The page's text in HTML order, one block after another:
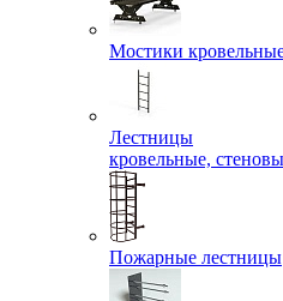
Мостики
Лестницы
кровельные,
Пожарные лестницы